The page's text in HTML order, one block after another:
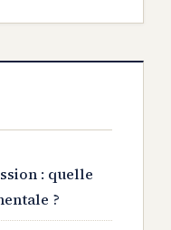
: quelle
?